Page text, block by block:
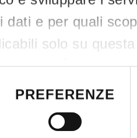
dati e per quali
solo su
scelte. È possibile
momento dalla
della
PREFERENZE